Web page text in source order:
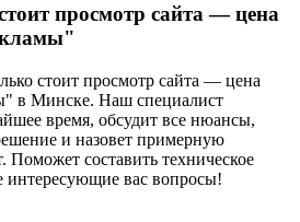
просмотр сайта — цена
стоит просмотр сайта — цена
в Минске. Наш специалист
время, обсудит все нюансы,
и назовет примерную
Поможет составить техническое
интересующие вас вопросы!